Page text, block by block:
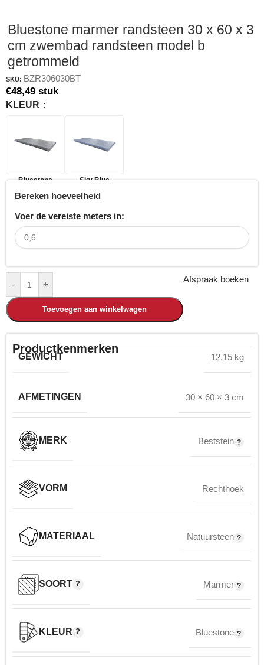
Bluestone marmer randsteen 30 x 60 x 3
cm zwembad randsteen model b
getrommeld
SKU: BZR306030BT
€48,49 stuk
KLEUR
Bluestone Sky Blue
Bereken hoeveelheid
Voer de vereiste meters in:
- +
Toevoegen aan winkelwagen
Afspraak boeken
Productkenmerken
GEWICHT 12,15 kg
AFMETINGEN 30 × 60 × 3 cm
MERK Beststein
VORM Rechthoek
MATERIAAL Natuursteen
SOORT Marmer
KLEUR Bluestone